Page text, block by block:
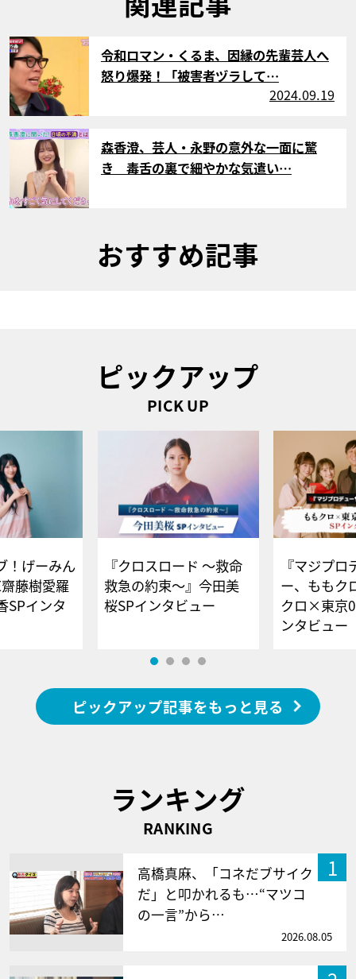
サムネイル
令和ロマン・くるま、因縁の先輩芸人へ
怒り爆発！「被害者ヅラして…
2024.09.19
サムネイル
森香澄、芸人・永野の意外な一面に驚
き 毒舌の裏で細やかな気遣い…
おすすめ記事
ピックアップ
PICK UP
！げーみん
藤樹愛羅
SPインタ
『クロスロード ～救命
救急の約束～』今田美
桜SPインタビュー
『マジプロ
ー、ももク
クロ×東京
ンタビュー
ピックアップ記事をもっと見る
ランキング
RANKING
1
高橋真麻、「コネだブサイク
だ」と叩かれるも…“マツコ
の一言”から…
2026.08.05